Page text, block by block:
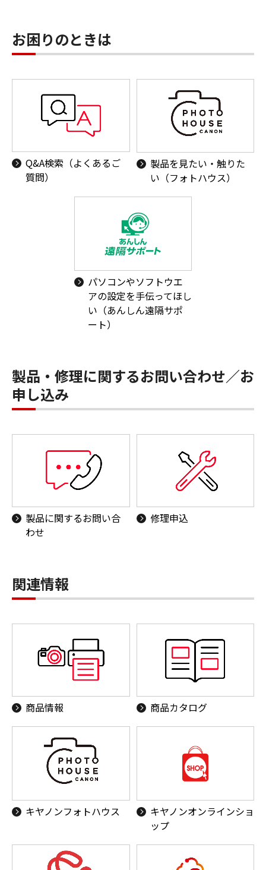
お困りのときは
Q&A検索（よくあるご
質問）
製品を見たい・触りた
い（フォトハウス）
パソコンやソフトウエ
アの設定を手伝ってほし
い（あんしん遠隔サポ
ート）
製品・修理に関するお問い合わせ／お
申し込み
製品に関するお問い合
わせ
修理申込
関連情報
商品情報 商品カタログ
キヤノンフォトハウス
キヤノンオンラインショ
ップ